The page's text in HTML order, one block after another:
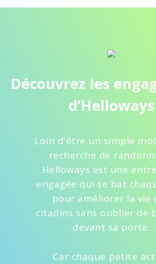
Découvrez les
d’Helloways
Loin d'être un simple
recherche de
Helloways est une
engagée qui se bat
pour améliorer la vie
citadins sans oublier de
devant sa porte.
Car chaque petite